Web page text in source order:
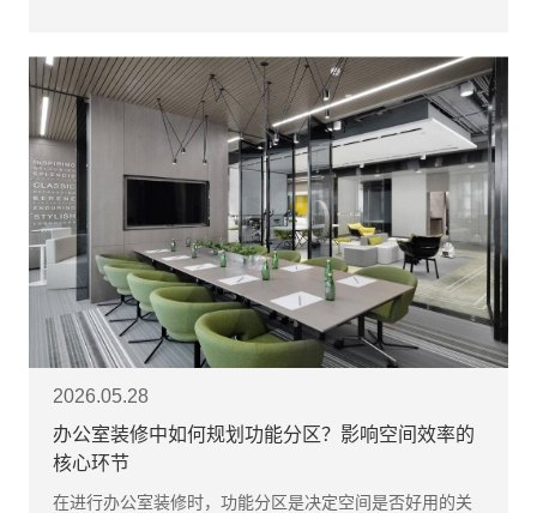
2026.05.28
办公室装修中如何规划功能分区？影响空间效率的
核心环节
在进行办公室装修时，功能分区是决定空间是否好用的关